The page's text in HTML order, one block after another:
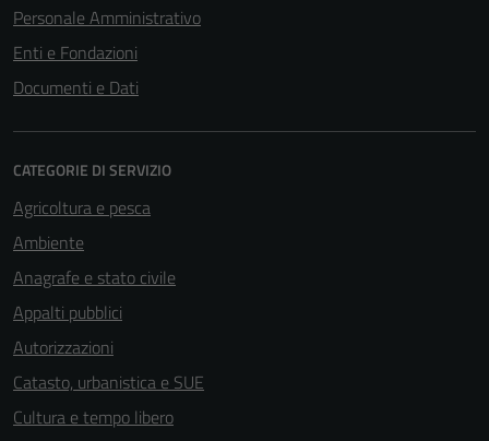
Personale Amministrativo
Enti e Fondazioni
Documenti e Dati
CATEGORIE DI SERVIZIO
Agricoltura e pesca
Ambiente
Anagrafe e stato civile
Appalti pubblici
Autorizzazioni
Catasto, urbanistica e SUE
Cultura e tempo libero